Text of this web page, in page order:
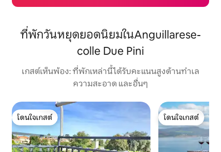
ที่พักวันหยุดยอดนิยมในAnguillarese-
colle Due Pini
เกสต์เห็นพ้อง: ที่พักเหล่านี้ได้รับคะแนนสูงด้านทำเล
ความสะอาด และอื่นๆ
โดนใจเกสต์
โดนใจเกสต์
โดนใจเกสต์
โดนใจเกสต์